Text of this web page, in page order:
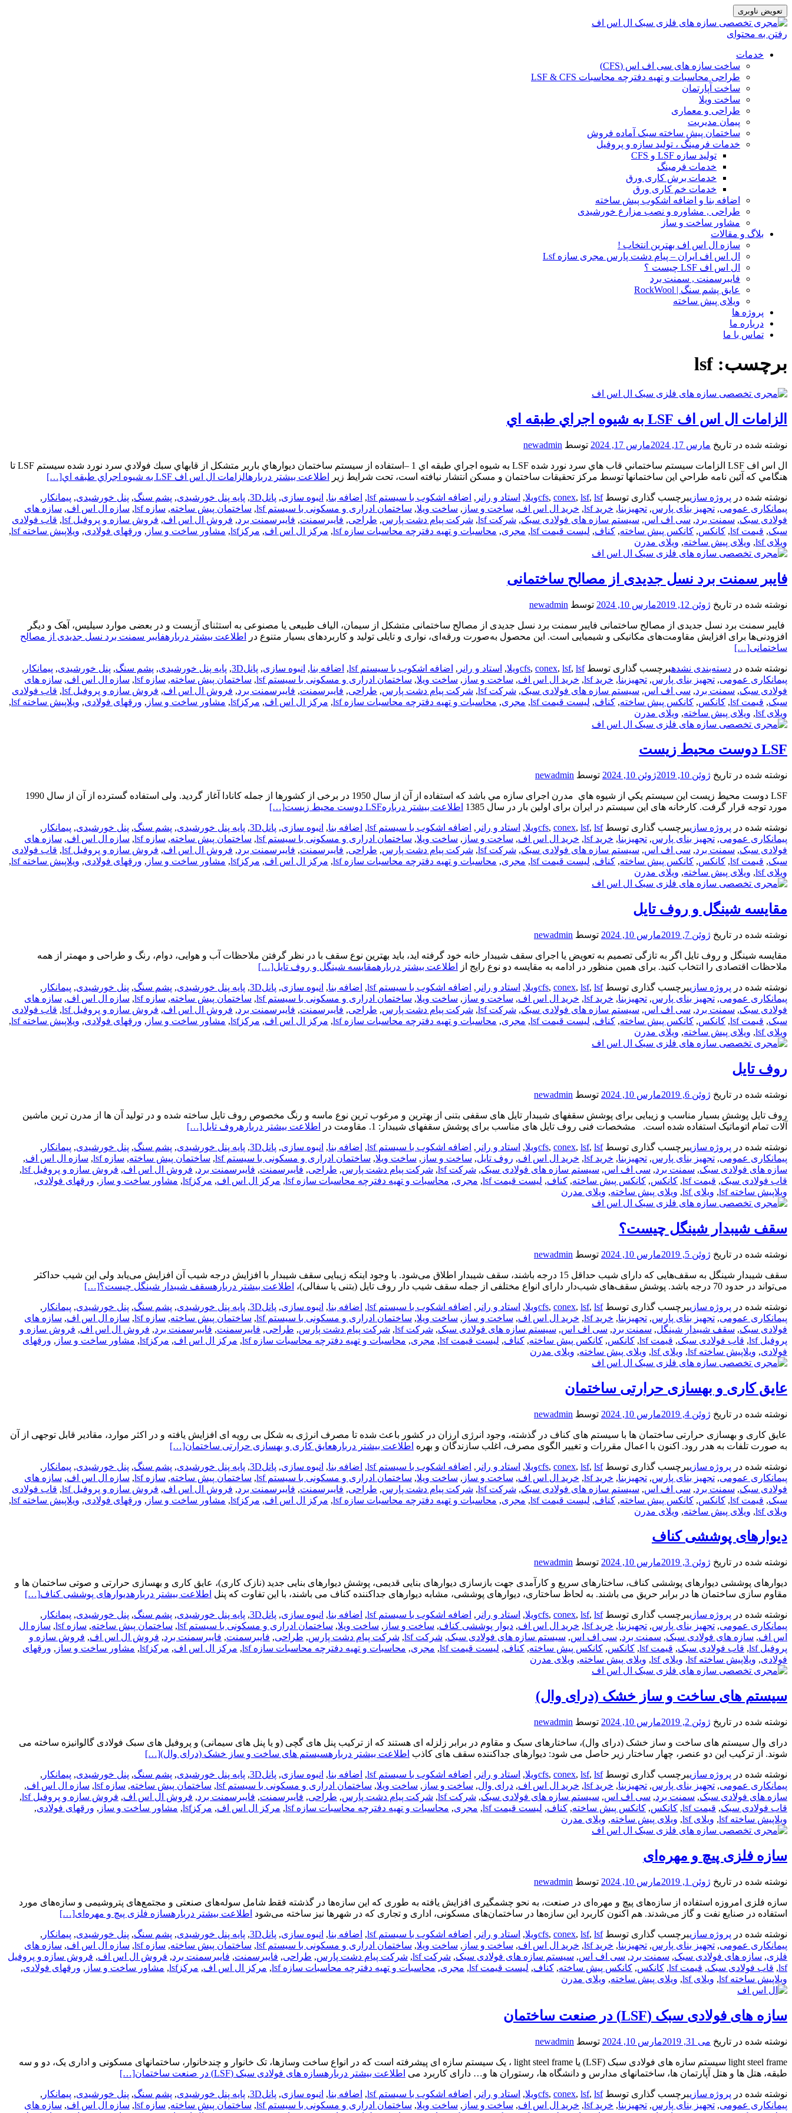
تعویض ناوبری
رفتن به محتوای
خدمات
ساخت سازه های سی اف اس (CFS)
طراحی محاسبات و تهیه دفترچه محاسبات LSF & CFS
ساخت آپارتمان
ساخت ویلا
طراحی و معماری
پیمان مدیریت
ساختمان پیش ساخته سبک آماده فروش
خدمات فرمینگ ، تولید سازه و پروفیل
تولید سازه LSF و CFS
خدمات فرمینگ
خدمات برش کاری ورق
خدمات خم کاری ورق
اضافه بنا و اضافه اشکوب پیش ساخته
طراحی , مشاوره و نصب مزارع خورشیدی
مشاور ساخت و ساز
بلاگ و مقالات
سازه ال اس اف بهترین انتخاب !
ال اس اف ایران – پیام دشت پارس مجری سازه Lsf
ال اس اف LSF چیست ؟
فایبرسمنت , سمنت برد
عایق پشم سنگ | RockWool
ویلای پیش ساخته
پروژه ها
درباره ما
تماس با ما
برچسب: lsf
الزامات ال اس اف LSF به شيوه اجراي طبقه اي
نوشته شده در تاریخ مارس 17, 2024 مارس 17, 2024 توسط newadmin
ال اس اف LSF الزامات سيستم ساختماني قاب هاي سرد نورد شده LSF به شيوه اجراي طبقه اي 1 –استفاده از سيستم ساختمان ديوارهاي باربر متشكل از قابهاي سبك فولادي سرد نورد شده سيستم LSF تا
هنگامي كه آئين نامه طراحي اين ساختمانها توسط مركز تحقيقات ساختمان و مسكن انتشار نيافته است، تحت شرايط زير
اطلاعت بیشتر دربارهالزامات ال اس اف LSF به شيوه اجراي طبقه اي […]
نوشته شده در پروژه سازیبرچسب گذاری توسط cfs, conex, lsf, lsfویلا , استاد و رانر , اضافه اشکوب با سیستم lsf , اضافه بنا, انبوه سازی, پانل3D , پایه پنل خورشیدی, پشم سنگ, پنل خورشیدی, پیمانکار ,
پیمانکاری عمومی, تجهیز بنای پارس, تجهیزبنا, خرید lsf , خرید ال اس اف, ساخت و ساز , ساخت ویلا, ساختمان ادراری و مسکونی با سیستم lsf , ساختمان پیش ساخته, سازه lsf , سازه ال اس اف, سازه های
فولادی سبک, سمنت برد, سی اف اس, سیستم سازه های فولادی سبک, شرکت lsf , شرکت پیام دشت پارس, طراحی, فایبرسمنت, فایبرسمنت برد, فروش ال اس اف, فروش سازه و پروفیل lsf , قاب فولادی
سبک, قیمت lsf , کانکس, کانکس پیش ساخته, کناف, لیست قیمت lsf , مجری, محاسبات و تهیه دفترچه محاسبات سازه lsf , مرکز ال اس اف, مرکزlsf , مشاور ساخت و ساز , ورقهای فولادی, ویلاپیش ساخته lsf
,
ویلای lsf
, ویلای پیش ساخته, ویلای مدرن
فایبر سمنت برد نسل جدیدی از مصالح ساختمانی
نوشته شده در تاریخ ژوئن 12, 2019 مارس 10, 2024 توسط newadmin
فایبر سمنت برد نسل جدیدی از مصالح ساختمانی فایبر سمنت برد نسل جدیدی از مصالح ساختمانی متشکل از سیمان، الیاف طبیعی یا مصنوعی به‌ استثنای آزبست و در بعضی موارد سیلیس، آهک و دیگر
افزودنی‌ها برای افزایش مقاومت‌های مکانیکی و شیمیایی است. این محصول به‌صورت ورقه‌ای، نواری و تایلی تولید و کاربردهای بسیار متنوع در
اطلاعت بیشتر دربارهفایبر سمنت برد نسل جدیدی از مصالح
ساختمانی[…]
نوشته شده در دسته‌بندی نشدهبرچسب گذاری توسط cfs, conex, lsf, lsfویلا , استاد و رانر , اضافه اشکوب با سیستم lsf , اضافه بنا, انبوه سازی, پانل3D , پایه پنل خورشیدی, پشم سنگ, پنل خورشیدی, پیمانکار ,
پیمانکاری عمومی, تجهیز بنای پارس, تجهیزبنا, خرید lsf , خرید ال اس اف, ساخت و ساز , ساخت ویلا, ساختمان ادراری و مسکونی با سیستم lsf , ساختمان پیش ساخته, سازه lsf , سازه ال اس اف, سازه های
فولادی سبک, سمنت برد, سی اف اس, سیستم سازه های فولادی سبک, شرکت lsf , شرکت پیام دشت پارس, طراحی, فایبرسمنت, فایبرسمنت برد, فروش ال اس اف, فروش سازه و پروفیل lsf , قاب فولادی
سبک, قیمت lsf , کانکس, کانکس پیش ساخته, کناف, لیست قیمت lsf , مجری, محاسبات و تهیه دفترچه محاسبات سازه lsf , مرکز ال اس اف, مرکزlsf , مشاور ساخت و ساز , ورقهای فولادی, ویلاپیش ساخته lsf
,
ویلای lsf
, ویلای پیش ساخته, ویلای مدرن
LSF دوست محیط زیست
نوشته شده در تاریخ ژوئن 10, 2019 ژوئن 10, 2024 توسط newadmin
LSF دوست محیط زیست این سیستم يكي از شيوه هاي مدرن اجرای سازه مي باشد كه استفاده از آن از سال 1950 در برخی از کشورها از جمله کانادا آغاز گردید. ولی استفاده گسترده از آن از سال 1990
مورد توجه قرار گرفت. کارخانه های این سیستم در ایران برای اولین بار در سال 1385
اطلاعت بیشتر دربارهLSF دوست محیط زیست […]
نوشته شده در پروژه سازیبرچسب گذاری توسط cfs, conex, lsf, lsfویلا , استاد و رانر , اضافه اشکوب با سیستم lsf , اضافه بنا, انبوه سازی, پانل3D , پایه پنل خورشیدی, پشم سنگ, پنل خورشیدی, پیمانکار ,
پیمانکاری عمومی, تجهیز بنای پارس, تجهیزبنا, خرید lsf , خرید ال اس اف, ساخت و ساز , ساخت ویلا, ساختمان ادراری و مسکونی با سیستم lsf , ساختمان پیش ساخته, سازه lsf , سازه ال اس اف, سازه های
فولادی سبک, سمنت برد, سی اف اس, سیستم سازه های فولادی سبک, شرکت lsf , شرکت پیام دشت پارس, طراحی, فایبرسمنت, فایبرسمنت برد, فروش ال اس اف, فروش سازه و پروفیل lsf , قاب فولادی
سبک, قیمت lsf , کانکس, کانکس پیش ساخته, کناف, لیست قیمت lsf , مجری, محاسبات و تهیه دفترچه محاسبات سازه lsf , مرکز ال اس اف, مرکزlsf , مشاور ساخت و ساز , ورقهای فولادی, ویلاپیش ساخته lsf
,
ویلای lsf
, ویلای پیش ساخته, ویلای مدرن
مقایسه شینگل و روف تایل
نوشته شده در تاریخ ژوئن 7, 2019 مارس 10, 2024 توسط newadmin
مقایسه شینگل و روف تایل اگر به تازگی تصمیم به تعویض یا اجرای سقف شیبدار خانه خود گرفته اید، باید بهترین نوع سقف با در نظر گرفتن ملاحظات آب و هوایی، دوام، رنگ و طراحی و مهمتر از همه
ملاحظات اقتصادی را انتخاب کنید. برای همین منظور در ادامه به مقایسه دو نوع رایج از
اطلاعت بیشتر دربارهمقایسه شینگل و روف تایل[…]
نوشته شده در پروژه سازیبرچسب گذاری توسط cfs, conex, lsf, lsfویلا , استاد و رانر , اضافه اشکوب با سیستم lsf , اضافه بنا, انبوه سازی, پانل3D , پایه پنل خورشیدی, پشم سنگ, پنل خورشیدی, پیمانکار ,
پیمانکاری عمومی, تجهیز بنای پارس, تجهیزبنا, خرید lsf , خرید ال اس اف, ساخت و ساز , ساخت ویلا, ساختمان ادراری و مسکونی با سیستم lsf , ساختمان پیش ساخته, سازه lsf , سازه ال اس اف, سازه های
فولادی سبک, سمنت برد, سی اف اس, سیستم سازه های فولادی سبک, شرکت lsf , شرکت پیام دشت پارس, طراحی, فایبرسمنت, فایبرسمنت برد, فروش ال اس اف, فروش سازه و پروفیل lsf , قاب فولادی
سبک, قیمت lsf , کانکس, کانکس پیش ساخته, کناف, لیست قیمت lsf , مجری, محاسبات و تهیه دفترچه محاسبات سازه lsf , مرکز ال اس اف, مرکزlsf , مشاور ساخت و ساز , ورقهای فولادی, ویلاپیش ساخته lsf
,
ویلای lsf
, ویلای پیش ساخته, ویلای مدرن
روف تایل
نوشته شده در تاریخ ژوئن 6, 2019 مارس 10, 2024 توسط newadmin
روف تایل پوشش بسیار مناسب و زیبایی برای پوشش سقفهای شیبدار تایل های سقفی بتنی از بهترین و مرغوب ترین نوع ماسه و رنگ مخصوص روف تایل ساخته شده و در تولید آن ها از مدرن ترین ماشین
آلات تمام اتوماتیک استفاده شده است. مشخصات فنی روف تایل های مناسب برای پوشش سقفهای شیبدار: 1. مقاومت در
اطلاعت بیشتر دربارهروف تایل[…]
نوشته شده در پروژه سازیبرچسب گذاری توسط cfs, conex, lsf, lsfویلا , استاد و رانر , اضافه اشکوب با سیستم lsf , اضافه بنا, انبوه سازی, پانل3D , پایه پنل خورشیدی, پشم سنگ, پنل خورشیدی, پیمانکار ,
پیمانکاری عمومی, تجهیز بنای پارس, تجهیزبنا, خرید lsf , خرید ال اس اف, روف تایل, ساخت و ساز , ساخت ویلا, ساختمان ادراری و مسکونی با سیستم lsf , ساختمان پیش ساخته, سازه lsf , سازه ال اس اف,
سازه های فولادی سبک, سمنت برد, سی اف اس, سیستم سازه های فولادی سبک, شرکت lsf , شرکت پیام دشت پارس, طراحی, فایبرسمنت, فایبرسمنت برد, فروش ال اس اف, فروش سازه و پروفیل lsf
,
قاب فولادی سبک, قیمت lsf , کانکس, کانکس پیش ساخته, کناف, لیست قیمت lsf , مجری, محاسبات و تهیه دفترچه محاسبات سازه lsf , مرکز ال اس اف, مرکزlsf , مشاور ساخت و ساز , ورقهای فولادی,
ویلاپیش ساخته lsf
, ویلای lsf , ویلای پیش ساخته, ویلای مدرن
سقف شیبدار شینگل چیست؟
نوشته شده در تاریخ ژوئن 5, 2019 مارس 10, 2024 توسط newadmin
سقف شیبدار شینگل به سقف‌هایی که دارای شیب حداقل 15 درجه باشند، سقف شیبدار اطلاق می‌شود. با وجود اینکه زیبایی سقف‌ شیبدار با افزایش درجه شیب آن افزایش می‌یابد ولی این شیب حداکثر
می‌تواند در حدود 70 درجه باشد. پوشش سقف‌های شیب‌دار دارای انواع مختلفی از جمله سقف شیب دار روف تایل (بتنی یا سفالی)،
اطلاعت بیشتر دربارهسقف شیبدار شینگل چیست؟[…]
نوشته شده در پروژه سازیبرچسب گذاری توسط cfs, conex, lsf, lsfویلا , استاد و رانر , اضافه اشکوب با سیستم lsf , اضافه بنا, انبوه سازی, پانل3D , پایه پنل خورشیدی, پشم سنگ, پنل خورشیدی, پیمانکار ,
پیمانکاری عمومی, تجهیز بنای پارس, تجهیزبنا, خرید lsf , خرید ال اس اف, ساخت و ساز , ساخت ویلا, ساختمان ادراری و مسکونی با سیستم lsf , ساختمان پیش ساخته, سازه lsf , سازه ال اس اف, سازه های
فولادی سبک, سقف شیبدار شینگل, سمنت برد, سی اف اس, سیستم سازه های فولادی سبک, شرکت lsf , شرکت پیام دشت پارس, طراحی, فایبرسمنت, فایبرسمنت برد, فروش ال اس اف, فروش سازه و
پروفیل lsf
, قاب فولادی سبک, قیمت lsf , کانکس, کانکس پیش ساخته, کناف, لیست قیمت lsf , مجری, محاسبات و تهیه دفترچه محاسبات سازه lsf , مرکز ال اس اف, مرکزlsf , مشاور ساخت و ساز , ورقهای
فولادی, ویلاپیش ساخته lsf , ویلای lsf , ویلای پیش ساخته, ویلای مدرن
عایق کاری و بهسازی حرارتی ساختمان
نوشته شده در تاریخ ژوئن 4, 2019 مارس 10, 2024 توسط newadmin
عایق کاری و بهسازی حرارتی ساختمان ها با سیستم های کناف در گذشته، وجود انرژی ارزان در کشور باعث شده تا مصرف انرژی به شکل بی رویه ای افزایش یافته و در اکثر موارد، مقادیر قابل توجهی از آن
به صورت تلفات به هدر رود. اکنون با اعمال مقررات و تغییر الگوی مصرف، اغلب سازندگان و بهره اطلاعت بیشتر دربارهعایق کاری و بهسازی حرارتی ساختمان[…]
نوشته شده در پروژه سازیبرچسب گذاری توسط cfs, conex, lsf, lsfویلا , استاد و رانر , اضافه اشکوب با سیستم lsf , اضافه بنا, انبوه سازی, پانل3D , پایه پنل خورشیدی, پشم سنگ, پنل خورشیدی, پیمانکار ,
پیمانکاری عمومی, تجهیز بنای پارس, تجهیزبنا, خرید lsf , خرید ال اس اف, ساخت و ساز , ساخت ویلا, ساختمان ادراری و مسکونی با سیستم lsf , ساختمان پیش ساخته, سازه lsf , سازه ال اس اف, سازه های
فولادی سبک, سمنت برد, سی اف اس, سیستم سازه های فولادی سبک, شرکت lsf , شرکت پیام دشت پارس, طراحی, فایبرسمنت, فایبرسمنت برد, فروش ال اس اف, فروش سازه و پروفیل lsf , قاب فولادی
سبک, قیمت lsf , کانکس, کانکس پیش ساخته, کناف, لیست قیمت lsf , مجری, محاسبات و تهیه دفترچه محاسبات سازه lsf , مرکز ال اس اف, مرکزlsf , مشاور ساخت و ساز , ورقهای فولادی, ویلاپیش ساخته lsf
,
ویلای lsf
, ویلای پیش ساخته, ویلای مدرن
دیوارهای پوششی کناف
نوشته شده در تاریخ ژوئن 3, 2019 مارس 10, 2024 توسط newadmin
دیوارهای پوششی دیوارهای پوششی کناف، ساختارهای سریع و کارآمدی جهت بازسازی دیوارهای بنایی قدیمی، پوشش دیوارهای بنایی جدید (نازک کاری)، عایق کاری و بهسازی حرارتی و صوتی ساختمان ها و
مقاوم سازی ساختمان ها در برابر حریق می باشند. به لحاظ ساختاری، دیوارهای پوششی، مشابه دیوارهای جداکننده کناف می باشند، با این تفاوت که پنل اطلاعت بیشتر دربارهدیوارهای پوششی کناف[…]
نوشته شده در پروژه سازیبرچسب گذاری توسط cfs, conex, lsf, lsfویلا , استاد و رانر , اضافه اشکوب با سیستم lsf , اضافه بنا, انبوه سازی, پانل3D , پایه پنل خورشیدی, پشم سنگ, پنل خورشیدی, پیمانکار ,
پیمانکاری عمومی, تجهیز بنای پارس, تجهیزبنا, خرید lsf , خرید ال اس اف, دیوار پوششی کناف, ساخت و ساز , ساخت ویلا, ساختمان ادراری و مسکونی با سیستم lsf , ساختمان پیش ساخته, سازه lsf , سازه ال
اس اف, سازه های فولادی سبک, سمنت برد, سی اف اس, سیستم سازه های فولادی سبک, شرکت lsf , شرکت پیام دشت پارس, طراحی, فایبرسمنت, فایبرسمنت برد, فروش ال اس اف, فروش سازه و
پروفیل lsf
, قاب فولادی سبک, قیمت lsf , کانکس, کانکس پیش ساخته, کناف, لیست قیمت lsf , مجری, محاسبات و تهیه دفترچه محاسبات سازه lsf , مرکز ال اس اف, مرکزlsf , مشاور ساخت و ساز , ورقهای
فولادی, ویلاپیش ساخته lsf , ویلای lsf , ویلای پیش ساخته, ویلای مدرن
سیستم های ساخت و ساز خشک (درای وال)
نوشته شده در تاریخ ژوئن 2, 2019 مارس 10, 2024 توسط newadmin
درای وال سیستم های ساخت و ساز خشک (درای وال)، ساختارهای سبک و مقاوم در برابر زلزله ای هستند که از ترکیب پنل های گچی (و یا پنل های سیمانی) و پروفیل های سبک فولادی گالوانیزه ساخته می
شوند. از ترکیب این دو عنصر، چهار ساختار زیر حاصل می شود: دیوارهای جداکننده سقف های کاذب اطلاعت بیشتر دربارهسیستم های ساخت و ساز خشک (درای وال)[…]
نوشته شده در پروژه سازیبرچسب گذاری توسط cfs, conex, lsf, lsfویلا , استاد و رانر , اضافه اشکوب با سیستم lsf , اضافه بنا, انبوه سازی, پانل3D , پایه پنل خورشیدی, پشم سنگ, پنل خورشیدی, پیمانکار ,
پیمانکاری عمومی, تجهیز بنای پارس, تجهیزبنا, خرید lsf , خرید ال اس اف, درای وال, ساخت و ساز , ساخت ویلا, ساختمان ادراری و مسکونی با سیستم lsf , ساختمان پیش ساخته, سازه lsf , سازه ال اس اف,
سازه های فولادی سبک, سمنت برد, سی اف اس, سیستم سازه های فولادی سبک, شرکت lsf , شرکت پیام دشت پارس, طراحی, فایبرسمنت, فایبرسمنت برد, فروش ال اس اف, فروش سازه و پروفیل lsf
,
قاب فولادی سبک, قیمت lsf , کانکس, کانکس پیش ساخته, کناف, لیست قیمت lsf , مجری, محاسبات و تهیه دفترچه محاسبات سازه lsf , مرکز ال اس اف, مرکزlsf , مشاور ساخت و ساز , ورقهای فولادی,
ویلاپیش ساخته lsf
, ویلای lsf , ویلای پیش ساخته, ویلای مدرن
سازه‌ فلزی پیچ و مهره‌ای
نوشته شده در تاریخ ژوئن 1, 2019 مارس 10, 2024 توسط newadmin
سازه‌ فلزی امروزه استفاده از سازه‌‌های پیچ و مهره‌‌ای در صنعت، به نحو چشمگیری افزایش یافته به طوری که این سازه‌ها در گذشته فقط شامل سوله‌های صنعتی و مجتمع‌های پتروشیمی و سازه‌های مورد
استفاده در صنایع نفت و گاز می‌شدند‌. هم اکنون کاربرد این سازه‌ها در ساختمان‌های مسکونی‌، اداری و تجاری که در شهرها نیز ساخته می‌شود اطلاعت بیشتر دربارهسازه‌ فلزی پیچ و مهره‌ای[…]
نوشته شده در پروژه سازیبرچسب گذاری توسط cfs, conex, lsf, lsfویلا , استاد و رانر , اضافه اشکوب با سیستم lsf , اضافه بنا, انبوه سازی, پانل3D , پایه پنل خورشیدی, پشم سنگ, پنل خورشیدی, پیمانکار ,
پیمانکاری عمومی, تجهیز بنای پارس, تجهیزبنا, خرید lsf , خرید ال اس اف, ساخت و ساز , ساخت ویلا, ساختمان ادراری و مسکونی با سیستم lsf , ساختمان پیش ساخته, سازه lsf , سازه ال اس اف, سازه های
فلزی, سازه های فولادی سبک, سمنت برد, سی اف اس, سیستم سازه های فولادی سبک, شرکت lsf , شرکت پیام دشت پارس, طراحی, فایبرسمنت, فایبرسمنت برد, فروش ال اس اف, فروش سازه و پروفیل
lsf
, قاب فولادی سبک, قیمت lsf , کانکس, کانکس پیش ساخته, کناف, لیست قیمت lsf , مجری, محاسبات و تهیه دفترچه محاسبات سازه lsf , مرکز ال اس اف, مرکزlsf , مشاور ساخت و ساز , ورقهای فولادی,
ویلاپیش ساخته lsf
, ویلای lsf , ویلای پیش ساخته, ویلای مدرن
سازه های فولادی سبک (LSF) در صنعت ساختمان
نوشته شده در تاریخ می 31, 2019 مارس 10, 2024 توسط newadmin
light steel frame سیستم سازه های فولادی سبک (LSF) یا light steel frame ، یک سیستم سازه ای پیشرفته است که در انواع ساخت وسازها، تک خانوار و چندخانوار، ساختمانهای مسکونی و اداری یک، دو و سه
طبقه، هتل ها و هتل آپارتمان ها، ساختمانهای مدارس و دانشگاه ها، رستوران ها و… دارای کاربرد می اطلاعت بیشتر دربارهسازه های فولادی سبک (LSF) در صنعت ساختمان […]
نوشته شده در پروژه سازیبرچسب گذاری توسط cfs, conex, lsf, lsfویلا , استاد و رانر , اضافه اشکوب با سیستم lsf , اضافه بنا, انبوه سازی, پانل3D , پایه پنل خورشیدی, پشم سنگ, پنل خورشیدی, پیمانکار ,
پیمانکاری عمومی, تجهیز بنای پارس, تجهیزبنا, خرید lsf , خرید ال اس اف, ساخت و ساز , ساخت ویلا, ساختمان ادراری و مسکونی با سیستم lsf , ساختمان پیش ساخته, سازه lsf , سازه ال اس اف, سازه های